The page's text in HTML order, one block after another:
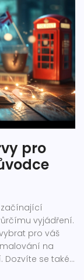
pro
vyjádření.
pro váš
na
Dozvíte se také,